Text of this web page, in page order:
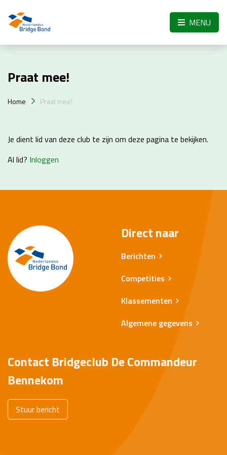
MENU
Praat mee!
Home Praat mee!
Je dient lid van deze club te zijn om deze pagina te bekijken.
Al lid? Inloggen
Direct naar
Berichten
Competities
Klassementen
Algemene gegevens
Contact Bridgeclub De Commandeur
Bennekom
Stuur bericht